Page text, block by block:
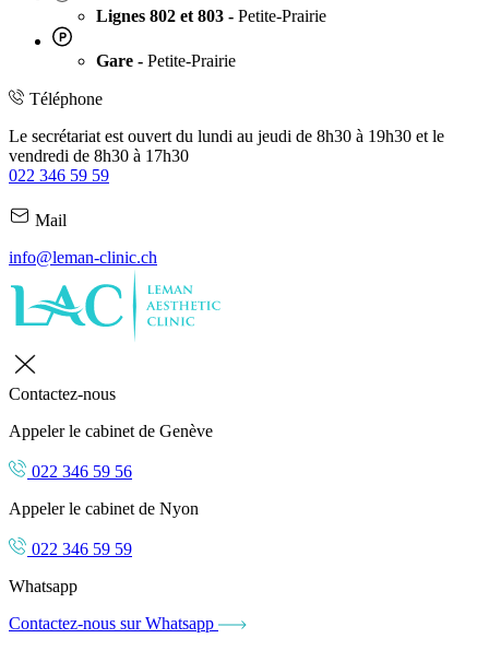
Lignes 802 et 803 - Petite-Prairie
Gare - Petite-Prairie
Téléphone
Le secrétariat est ouvert du lundi au jeudi de 8h30 à 19h30 et le
vendredi de 8h30 à 17h30
022 346 59 59
Mail
info@leman-clinic.ch
Contactez-nous
Appeler le cabinet de Genève
022 346 59 56
Appeler le cabinet de Nyon
022 346 59 59
Whatsapp
Contactez-nous sur Whatsapp